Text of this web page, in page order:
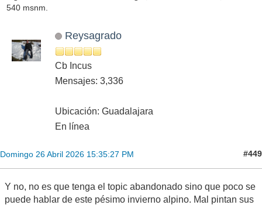
540 msnm.
Reysagrado
Cb Incus
Mensajes: 3,336
Ubicación: Guadalajara
En línea
Domingo 26 Abril 2026 15:35:27 PM #449
Y no, no es que tenga el topic abandonado sino que poco se
puede hablar de este pésimo invierno alpino. Mal pintan sus